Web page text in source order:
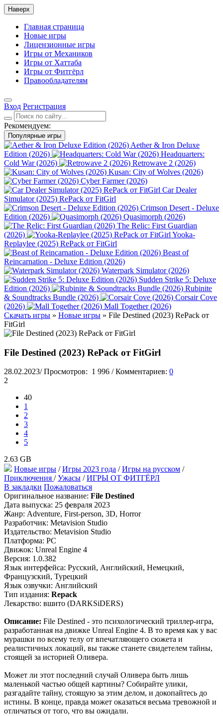
Наверх
Главная страница
Новые игры
Лицензионные игры
Игры от Механиков
Игры от Хаттаба
Игры от Фитгёрл
Правообладателям
Вход Регистрация
Рекомендуем:
Популярные игры
Aether & Iron Deluxe
Edition (2026)
Headquarters:
Cold War (2026)
Retrowave 2 (2026)
Kusan: City of Wolves (2026)
Cyber Farmer (2026)
Car Dealer
Simulator (2025) RePack от FitGirl
Crimson Desert - Deluxe
Edition (2026)
Quasimorph (2026)
The Relic: First Guardian
(2026)
Yooka-
Replaylee (2025) RePack от FitGirl
Beast of
Reincarnation - Deluxe Edition (2026)
Waterpark Simulator (2026)
Sudden Strike 5: Deluxe
Edition (2026)
Rubinite
& Soundtracks Bundle (2026)
Corsair Cove
(2026)
Mall Together (2026)
Скачать игры » Новые игры » File Destined (2023) RePack от
FitGirl
File Destined (2023) RePack от FitGirl
28.02.2023/ Просмотров: 1 996 / Комментариев: 0
2
40
1
2
3
4
5
2.63 GB
Новые игры /Игры 2023 года /Игры на русском /
Приключения /Ужасы /ИГРЫ ОТ ФИТГЁРЛ
В закладки Пожаловаться
Оригинальное название: File Destined
Дата выпуска: 25 февраля 2023
Жанр: Adventure, First-person, 3D, Horror
Разработчик: Metavision Studio
Издательство: Metavision Studio
Платформа: PC
Движок: Unreal Engine 4
Версия: 1.0.382
Язык интерфейса: Русский, Английский, Немецкий,
Французский, Турецкий
Язык озвучки: Английский
Тип издания: Repack
Лекарство: вшито (DARKSiDERS)
Описание: File Destined - это психологический триллер-игра,
разработанная на движке Unreal Engine 4. В то время как у вас
мурашки по всему телу от впечатляющего сюжета и
реалистичных локаций, вы также станете свидетелем тайны,
стоящей за историей Оливера.
Может ли этот последний случай Оливера быть лишь
маленькой частью общей картины? Собирайте улики,
разгадайте тайну, стоящую за этим делом, и докопайтесь до
истины. В конце, правда может оказаться весьма тревожной и
отличаться от того, что вы ожидали.